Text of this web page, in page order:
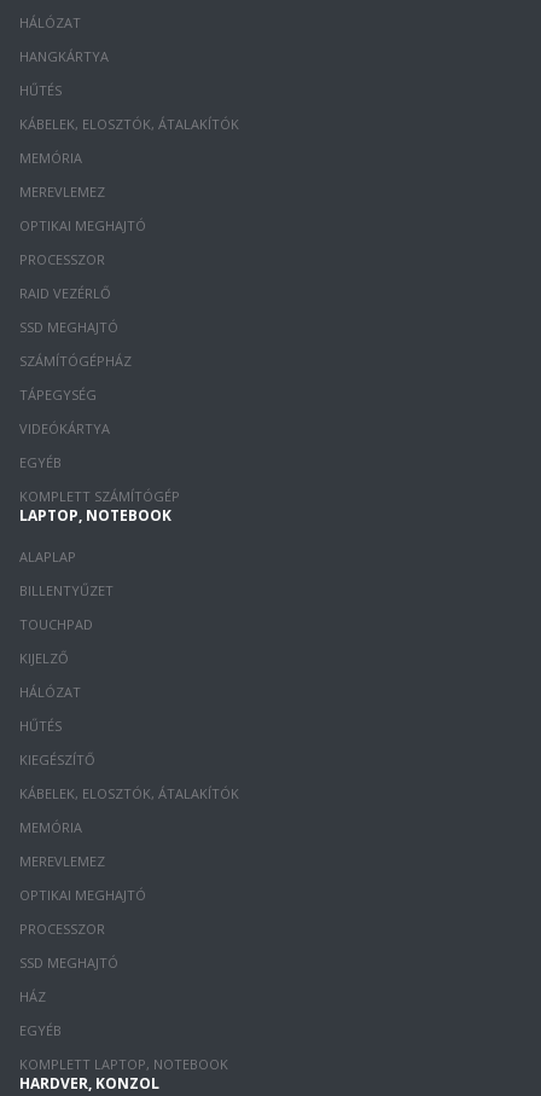
HÁLÓZAT
HANGKÁRTYA
HŰTÉS
KÁBELEK, ELOSZTÓK, ÁTALAKÍTÓK
MEMÓRIA
MEREVLEMEZ
OPTIKAI MEGHAJTÓ
PROCESSZOR
RAID VEZÉRLŐ
SSD MEGHAJTÓ
SZÁMÍTÓGÉPHÁZ
TÁPEGYSÉG
VIDEÓKÁRTYA
EGYÉB
KOMPLETT SZÁMÍTÓGÉP
LAPTOP, NOTEBOOK
ALAPLAP
BILLENTYŰZET
TOUCHPAD
KIJELZŐ
HÁLÓZAT
HŰTÉS
KIEGÉSZÍTŐ
KÁBELEK, ELOSZTÓK, ÁTALAKÍTÓK
MEMÓRIA
MEREVLEMEZ
OPTIKAI MEGHAJTÓ
PROCESSZOR
SSD MEGHAJTÓ
HÁZ
EGYÉB
KOMPLETT LAPTOP, NOTEBOOK
HARDVER, KONZOL